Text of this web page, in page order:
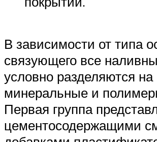
В зависимости от типа
связующего все
условно разделяются на
минеральные и
Первая группа
цементосодержащими